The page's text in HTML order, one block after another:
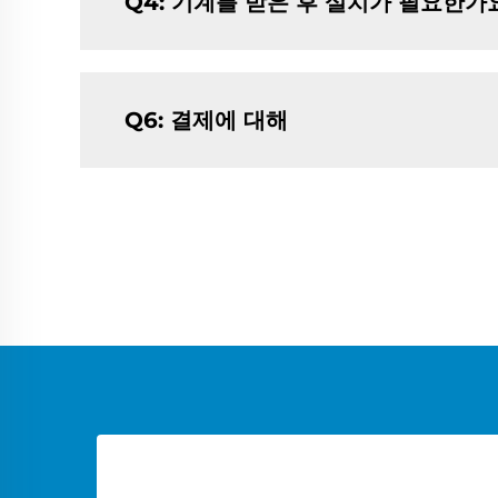
Q6: 결제에 대해